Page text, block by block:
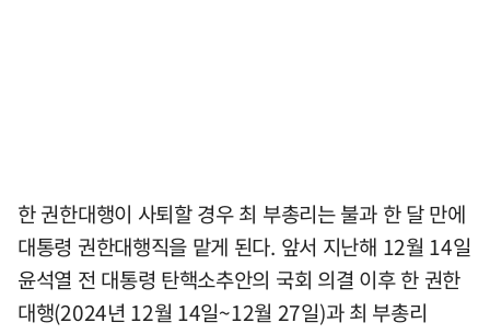
한 권한대행이 사퇴할 경우 최 부총리는 불과 한 달 만에
대통령 권한대행직을 맡게 된다. 앞서 지난해 12월 14일
윤석열 전 대통령 탄핵소추안의 국회 의결 이후 한 권한
대행(2024년 12월 14일~12월 27일)과 최 부총리